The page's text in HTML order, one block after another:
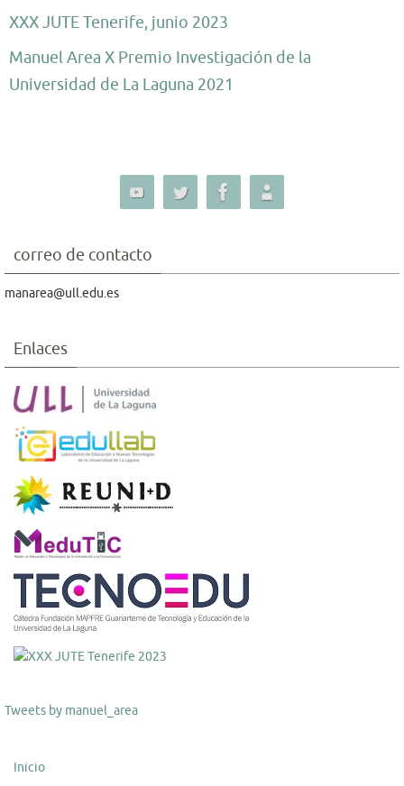
XXX JUTE Tenerife, junio 2023
Manuel Area X Premio Investigación de la
Universidad de La Laguna 2021
correo de contacto
manarea@ull.edu.es
Enlaces
Tweets by manuel_area
Inicio